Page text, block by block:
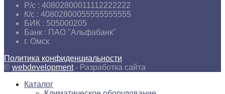
Р/с : 40802800011112222222
К/с : 40802800055555555555
БИК : 505000205
Банк : ПАО "Альфабанк"
г. Омск
Политика конфиденциальности
© webdevelopment- Разработка сайта
Каталог